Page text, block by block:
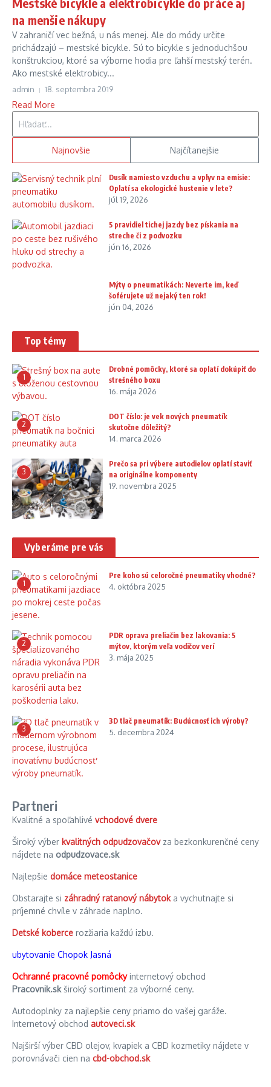
na menšie nákupy
V zahraničí vec bežná, u nás menej. Ale do módy určite
prichádzajú – mestské bicykle. Sú to bicykle s jednoduchšou
konštrukciou, ktoré sa výborne hodia pre ľahší mestský terén.
Ako mestské elektrobicy...
admin 18. septembra 2019
Read More
Najnovšie Najčítanejšie
Dusík namiesto vzduchu a vplyv na emisie:
Oplatí sa ekologické hustenie v lete?
júl 19, 2026
5 pravidiel tichej jazdy bez pískania na
streche či z podvozku
jún 16, 2026
Mýty o pneumatikách: Neverte im, keď
šoférujete už nejaký ten rok!
jún 04, 2026
Top témy
1
Drobné pomôcky, ktoré sa oplatí dokúpiť do
strešného boxu
16. mája 2026
2
DOT číslo: je vek nových pneumatík
skutočne dôležitý?
14. marca 2026
3
Prečo sa pri výbere autodielov oplatí staviť
na originálne komponenty
19. novembra 2025
Vyberáme pre vás
1
Pre koho sú celoročné pneumatiky vhodné?
4. októbra 2025
2
PDR oprava preliačin bez lakovania: 5
mýtov, ktorým veľa vodičov verí
3. mája 2025
3
3D tlač pneumatík: Budúcnosť ich výroby?
5. decembra 2024
Partneri
Kvalitné a spoľahlivé vchodové dvere
Široký výber kvalitných odpudzovačovza bezkonkurenčné ceny
nájdete na odpudzovace.sk
Najlepšie domáce meteostanice
Obstarajte si záhradný ratanový nábytoka vychutnajte si
príjemné chvíle v záhrade naplno.
Detské koberce rozžiaria každú izbu.
ubytovanie Chopok Jasná
Ochranné pracovné pomôckyinternetový obchod
Pracovnik.skširoký sortiment za výborné ceny.
Autodoplnky za najlepšie ceny priamo do vašej garáže.
Internetový obchod autoveci.sk
Najširší výber CBD olejov, kvapiek a CBD kozmetiky nájdete v
porovnávači cien na cbd-obchod.sk